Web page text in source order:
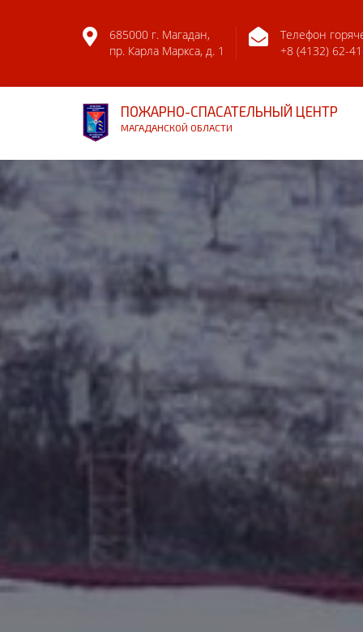
685000 г. Магадан,
пр. Карла Маркса, д. 1
Телефон
+8 (4132) 62-
ПОЖАРНО-СПАСАТЕЛЬНЫЙ ЦЕНТР
МАГАДАНСКОЙ ОБЛАСТИ